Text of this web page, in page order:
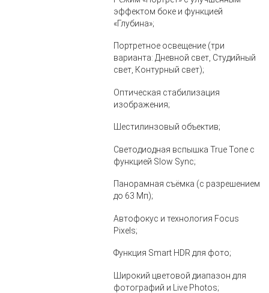
эффектом боке и функцией
«Глубина»;
Портретное освещение (три
варианта: Дневной свет, Студийный
свет, Контурный свет);
Оптическая стабилизация
изображения;
Шестилинзовый объектив;
Светодиодная вспышка True Tone с
функцией Slow Sync;
Панорамная съёмка (с разрешением
до 63 Мп);
Автофокус и технология Focus
Pixels;
Функция Smart HDR для фото;
Широкий цветовой диапазон для
фотографий и Live Photos;